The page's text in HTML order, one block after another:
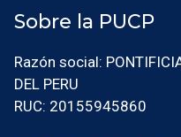
Sobre la PUCP
Razón social:
DEL PERU
RUC: 20155945860